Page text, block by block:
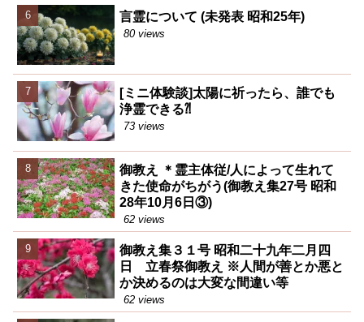
言霊について (未発表 昭和25年)
80 views
[ミニ体験談]太陽に祈ったら、誰でも
浄霊できる⁈
73 views
御教え ＊霊主体従/人によって生れて
きた使命がちがう(御教え集27号 昭和
28年10月6日③)
62 views
御教え集３１号 昭和二十九年二月四
日 立春祭御教え ※人間が善とか悪と
か決めるのは大変な間違い等
62 views